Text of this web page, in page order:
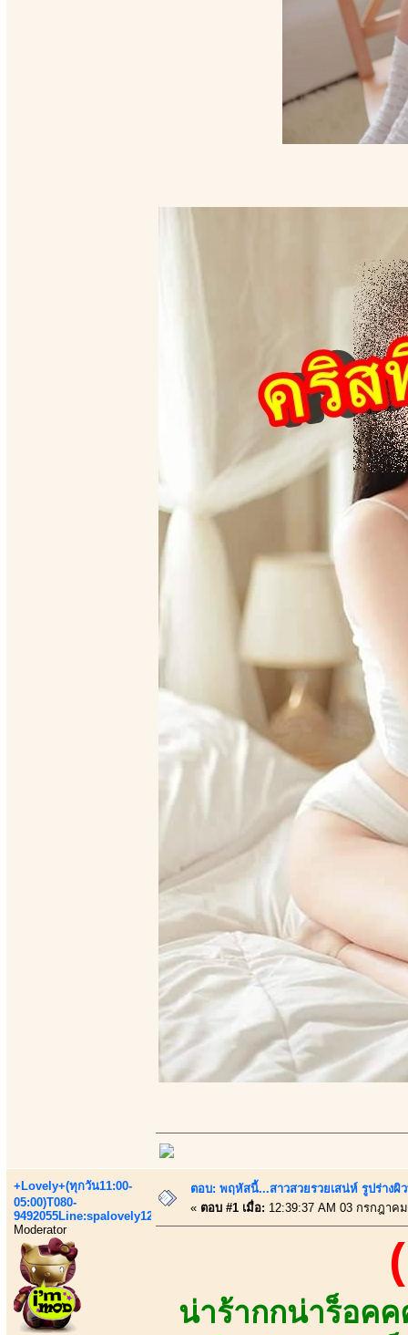
+Lovely+(ทุกวัน11:00-
05:00)T080-
9492055Line:spalovely123
Moderator
ตอบ: พฤหัสนี้...สาวสวยรวยเสน่ห์ รูปร่างผิ
« ตอบ #1 เมื่อ: 12:39:37 AM 03 กรกฎาค
น่าร้ากกน่าร็อ